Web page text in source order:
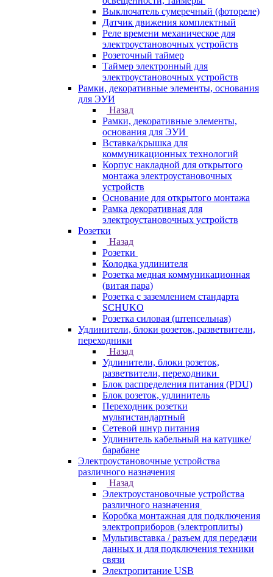
Выключатель сумеречный (фотореле)
Датчик движения комплектный
Реле времени механическое для
электроустановочных устройств
Розеточный таймер
Таймер электронный для
электроустановочных устройств
Рамки, декоративные элементы, основания
для ЭУИ
Назад
Рамки, декоративные элементы,
основания для ЭУИ
Вставка/крышка для
коммуникационных технологий
Корпус накладной для открытого
монтажа электроустановочных
устройств
Основание для открытого монтажа
Рамка декоративная для
электроустановочных устройств
Розетки
Назад
Розетки
Колодка удлинителя
Розетка медная коммуникационная
(витая пара)
Розетка с заземлением стандарта
SCHUKO
Розетка силовая (штепсельная)
Удлинители, блоки розеток, разветвители,
переходники
Назад
Удлинители, блоки розеток,
разветвители, переходники
Блок распределения питания (PDU)
Блок розеток, удлинитель
Переходник розетки
мультистандартный
Сетевой шнур питания
Удлинитель кабельный на катушке/
барабане
Электроустановочные устройства
различного назначения
Назад
Электроустановочные устройства
различного назначения
Коробка монтажная для подключения
электроприборов (электроплиты)
Мультивставка / разъем для передачи
данных и для подключения техники
связи
Электропитание USB